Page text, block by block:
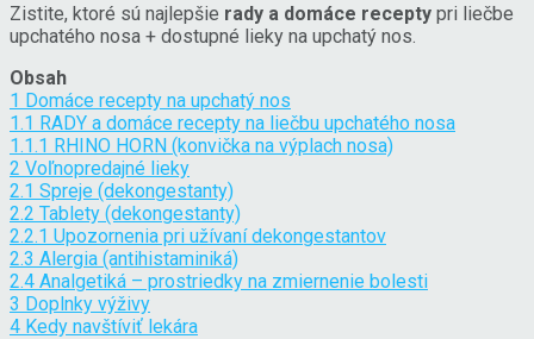
Zistite, ktoré sú najlepšie rady a domáce recepty pri liečbe
upchatého nosa + dostupné lieky na upchatý nos.
Obsah
1 Domáce recepty na upchatý nos
1.1 RADY a domáce recepty na liečbu upchatého nosa
1.1.1 RHINO HORN (konvička na výplach nosa)
2 Voľnopredajné lieky
2.1 Spreje (dekongestanty)
2.2 Tablety (dekongestanty)
2.2.1 Upozornenia pri užívaní dekongestantov
2.3 Alergia (antihistaminiká)
2.4 Analgetiká – prostriedky na zmiernenie bolesti
3 Doplnky výživy
4 Kedy navštíviť lekára